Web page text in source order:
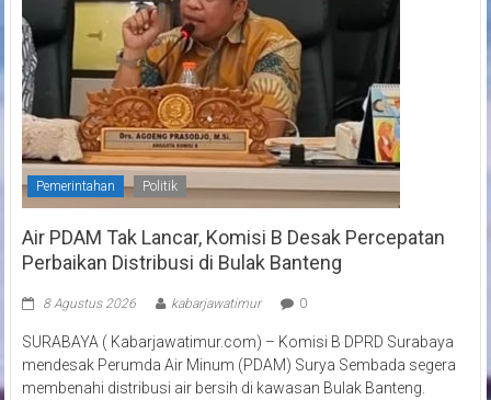
Pemerintahan Politik
Air PDAM Tak Lancar, Komisi B Desak Percepatan
Perbaikan Distribusi di Bulak Banteng
8 Agustus 2026 kabarjawatimur 0
SURABAYA ( Kabarjawatimur.com) – Komisi B DPRD Surabaya
mendesak Perumda Air Minum (PDAM) Surya Sembada segera
membenahi distribusi air bersih di kawasan Bulak Banteng.